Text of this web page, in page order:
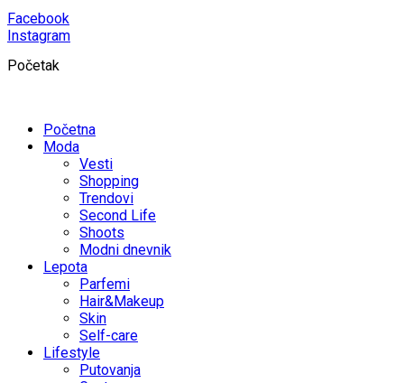
Facebook
Instagram
Početak
Početna
Moda
Vesti
Shopping
Trendovi
Second Life
Shoots
Modni dnevnik
Lepota
Parfemi
Hair&Makeup
Skin
Self-care
Lifestyle
Putovanja